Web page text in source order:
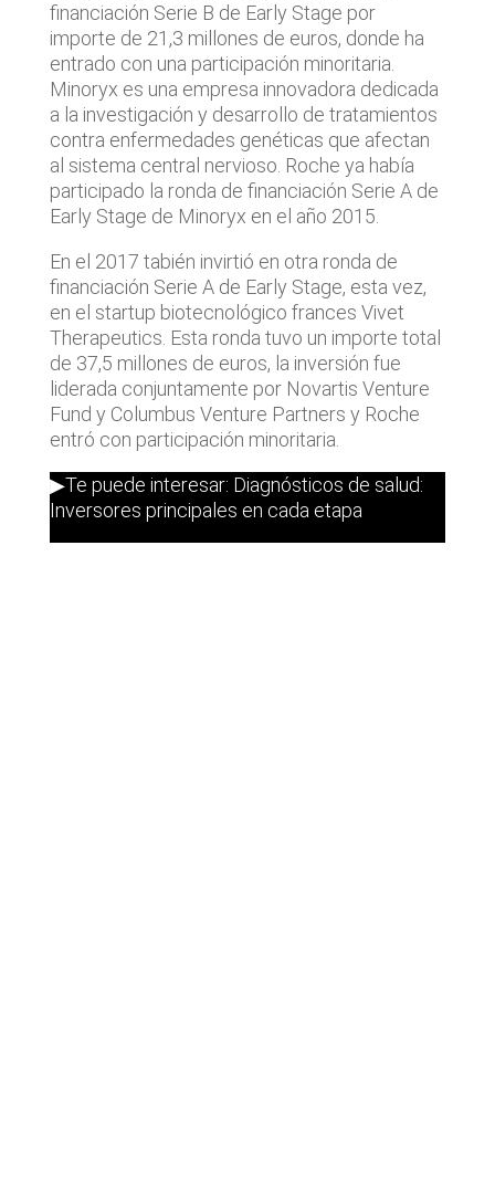
financiación Serie B de Early Stage por
importe de 21,3 millones de euros, donde ha
entrado con una participación minoritaria.
Minoryx es una empresa innovadora dedicada
a la investigación y desarrollo de tratamientos
contra enfermedades genéticas que afectan
al sistema central nervioso. Roche ya había
participado la ronda de financiación Serie A de
Early Stage de Minoryx en el año 2015.
En el 2017 tabién invirtió en otra ronda de
financiación Serie A de Early Stage, esta vez,
en el startup biotecnológico frances Vivet
Therapeutics. Esta ronda tuvo un importe total
de 37,5 millones de euros, la inversión fue
liderada conjuntamente por Novartis Venture
Fund y Columbus Venture Partners y Roche
entró con participación minoritaria.
▶Te puede interesar: Diagnósticos de salud:
Inversores principales en cada etapa